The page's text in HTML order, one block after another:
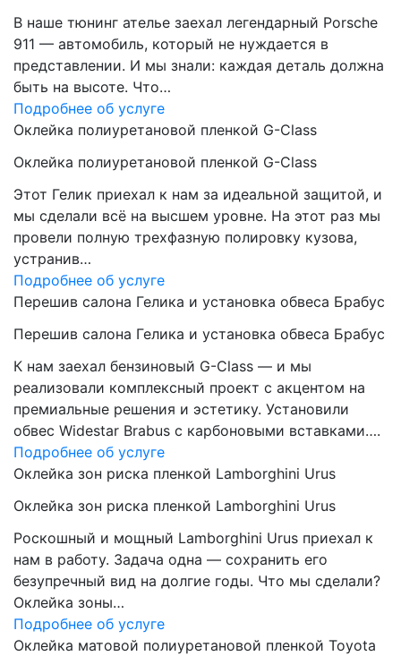
В наше тюнинг ателье заехал легендарный Porsche
911 — автомобиль, который не нуждается в
представлении. И мы знали: каждая деталь должна
быть на высоте. Что…
Подробнее об услуге
Оклейка полиуретановой пленкой G-Class
Оклейка полиуретановой пленкой G-Class
Этот Гелик приехал к нам за идеальной защитой, и
мы сделали всё на высшем уровне. На этот раз мы
провели полную трехфазную полировку кузова,
устранив…
Подробнее об услуге
Перешив салона Гелика и установка обвеса Брабус
Перешив салона Гелика и установка обвеса Брабус
К нам заехал бензиновый G-Class — и мы
реализовали комплексный проект с акцентом на
премиальные решения и эстетику. Установили
обвес Widestar Brabus с карбоновыми вставками….
Подробнее об услуге
Оклейка зон риска пленкой Lamborghini Urus
Оклейка зон риска пленкой Lamborghini Urus
Роскошный и мощный Lamborghini Urus приехал к
нам в работу. Задача одна — сохранить его
безупречный вид на долгие годы. Что мы сделали?
Оклейка зоны…
Подробнее об услуге
Оклейка матовой полиуретановой пленкой Toyota